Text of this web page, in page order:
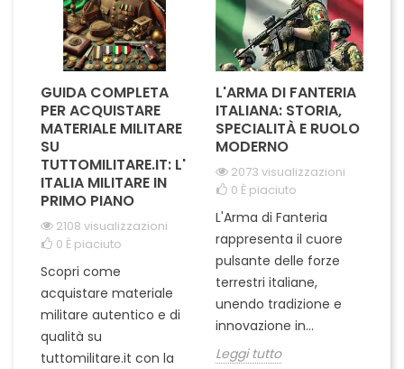
GUIDA COMPLETA
PER ACQUISTARE
MATERIALE MILITARE
SU
TUTTOMILITARE.IT: L'
ITALIA MILITARE IN
PRIMO PIANO
2108 visualizzazioni
0 È piaciuto
Scopri come
acquistare materiale
militare autentico e di
qualità su
tuttomilitare.it con la
L'ARMA DI FANTERIA
ITALIANA: STORIA,
SPECIALITÀ E RUOLO
MODERNO
2073 visualizzazioni
0 È piaciuto
L'Arma di Fanteria
rappresenta il cuore
pulsante delle forze
terrestri italiane,
unendo tradizione e
innovazione in...
Leggi tutto